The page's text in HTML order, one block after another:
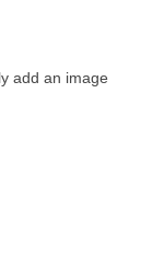
add an image